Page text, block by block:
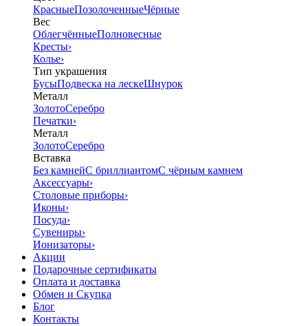
КрасныеПозолоченныеЧёрные
Вес
ОблегчённыеПолновесные
Кресты›
Колье›
Тип украшения
БусыПодвеска на лескеШнурок
Металл
ЗолотоСеребро
Печатки›
Металл
ЗолотоСеребро
Вставка
Без камнейС бриллиантомС чёрным камнем
Аксессуары›
Столовые приборы›
Иконы›
Посуда›
Сувениры›
Ионизаторы›
Акции
Подарочные сертификаты
Оплата и доставка
Обмен и Скупка
Блог
Контакты